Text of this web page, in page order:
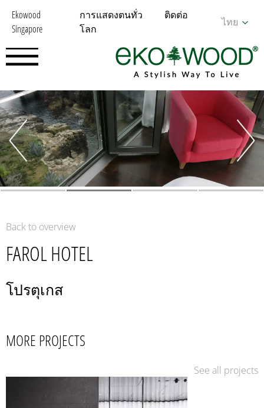
Ekowood
Singapore
การแสดงตนทั่ว
โลก
ติดต่อ
ไทย
Back to overview
FAROL HOTEL
โปรตุเกส
MORE PROJECTS
See all projects